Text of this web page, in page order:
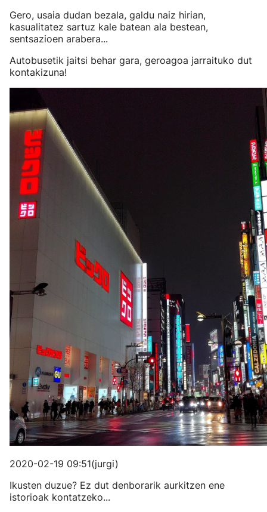
Gero, usaia dudan bezala, galdu naiz hirian,
kasualitatez sartuz kale batean ala bestean,
sentsazioen arabera...
Autobusetik jaitsi behar gara, geroagoa jarraituko dut
kontakizuna!
2020-02-19 09:51(jurgi)
Ikusten duzue? Ez dut denborarik aurkitzen ene
istorioak kontatzeko...